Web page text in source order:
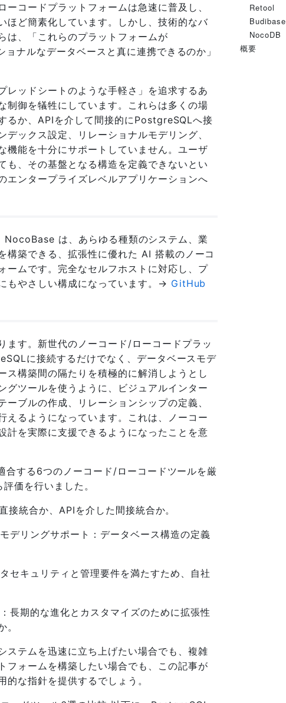
コードプラットフォームは急速に普及し、
ほど簡素化しています。しかし、技術的なバ
は、「これらのプラットフォームが
ナルなデータベースと真に連携できるのか」
レッドシートのような手軽さ」を追求するあ
制御を犠牲にしています。これらは多くの場
るか、APIを介して間接的にPostgreSQLへ接
ックス設定、リレーショナルモデリング、
機能を十分にサポートしていません。ユーザ
も、その基盤となる構造を定義できないとい
エンタープライズレベルアプリケーションへ
は、あらゆる種類のシステム、業
構築できる、拡張性に優れた AI 搭載のノーコ
ームです。完全なセルフホストに対応し、プ
もやさしい構成になっています。→ GitHub
ます。新世代のノーコード/ローコードプラッ
に接続するだけでなく、データベースモデ
ス構築間の隔たりを積極的に解消しようとし
グツールを使うように、ビジュアルインター
ブルの作成、リレーションシップの定義、
えるようになっています。これは、ノーコー
計を実際に支援できるようになったことを意
する6つのノーコード/ローコードツールを厳
価を行いました。
統合か、APIを介した間接統合か。
デリングサポート：データベース構造の定義
セキュリティと管理要件を満たすため、自社
長期的な進化とカスタマイズのために拡張性
。
ステムを迅速に立ち上げたい場合でも、複雑
フォームを構築したい場合でも、この記事が
な指針を提供するでしょう。
Retool
Budibase
NocoDB
概要